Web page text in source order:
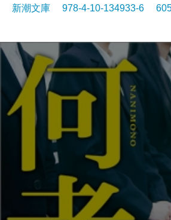
新潮文庫 978-4-10-134933-6